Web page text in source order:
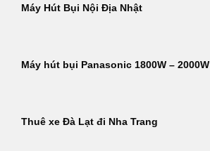
Máy Hút Bụi Nội Địa Nhật
Máy hút bụi Panasonic 1800W – 2000W
Thuê xe Đà Lạt đi Nha Trang